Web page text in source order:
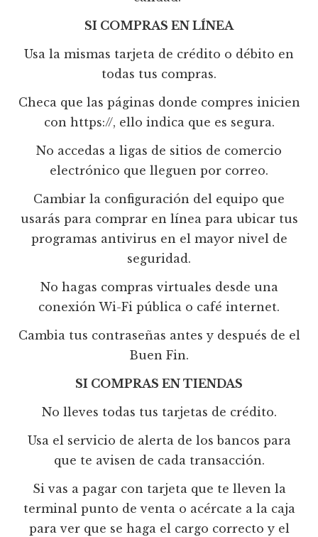
SI COMPRAS EN LÍNEA
Usa la mismas tarjeta de crédito o débito en
todas tus compras.
Checa que las páginas donde compres inicien
con https://, ello indica que es segura.
No accedas a ligas de sitios de comercio
electrónico que lleguen por correo.
Cambiar la configuración del equipo que
usarás para comprar en línea para ubicar tus
programas antivirus en el mayor nivel de
seguridad.
No hagas compras virtuales desde una
conexión Wi-Fi pública o café internet.
Cambia tus contraseñas antes y después de el
Buen Fin.
SI COMPRAS EN TIENDAS
No lleves todas tus tarjetas de crédito.
Usa el servicio de alerta de los bancos para
que te avisen de cada transacción.
Si vas a pagar con tarjeta que te lleven la
terminal punto de venta o acércate a la caja
para ver que se haga el cargo correcto y el